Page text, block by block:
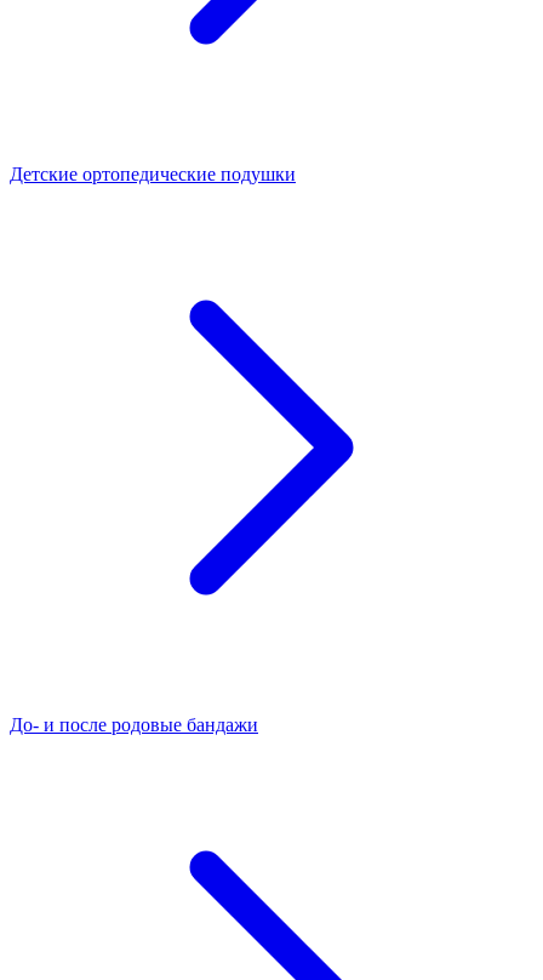
Детские ортопедические подушки
До- и после родовые бандажи